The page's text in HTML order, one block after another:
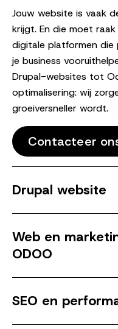
Jouw website is vaak
krijgt. En die moet raak
digitale platformen
je business
Drupal-websites tot
optimalisering: wij
groeiversneller wordt.
Contacteer
Drupal website
Web en
ODOO
SEO en